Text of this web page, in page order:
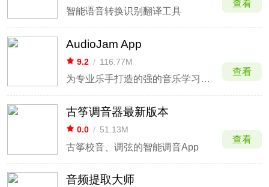
智能语音转换识别翻译工具
查看
AudioJam App
9.2 / 116.77M
为专业乐手打造的强的音乐学习工具
查看
古筝调音器最新版本
0.0 / 51.13M
古筝校音、调弦的智能调音App
查看
音频提取大师